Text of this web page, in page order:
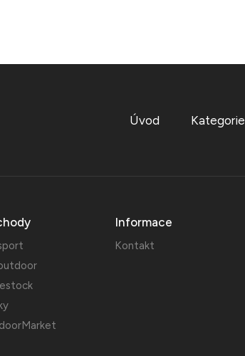
Úvod Kategorie
Informace
Kontakt